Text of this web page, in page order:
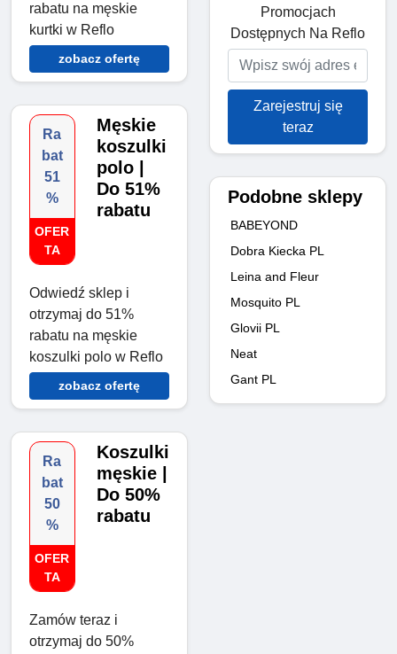
rabatu na męskie
kurtki w Reflo
zobacz ofertę
Ra
bat
51
%
OFER
TA
Męskie
koszulki
polo |
Do 51%
rabatu
Odwiedź sklep i
otrzymaj do 51%
rabatu na męskie
koszulki polo w Reflo
zobacz ofertę
Ra
bat
50
%
OFER
TA
Koszulki
męskie |
Do 50%
rabatu
Zamów teraz i
otrzymaj do 50%
Promocjach
Dostępnych Na Reflo
Zarejestruj się
teraz
Podobne sklepy
BABEYOND
Dobra Kiecka PL
Leina and Fleur
Mosquito PL
Glovii PL
Neat
Gant PL